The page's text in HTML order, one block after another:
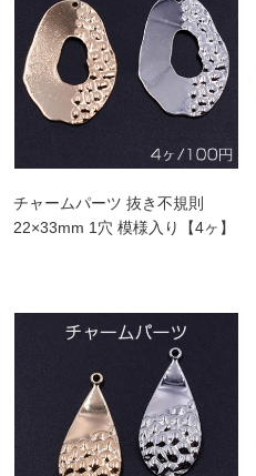
チャームパーツ 抜き不規則
22×33mm 1穴 模様入り【4ヶ】